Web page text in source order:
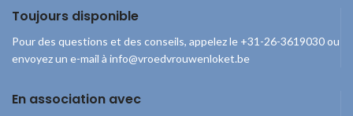
2 Difrax LOVI Dynamique sucettes
1 Boîte de rangement
Toujours disponible
Pour des questions et des conseils, appelez le +31-26-3619030 ou
envoyez un e-mail à info@vroedvrouwenloket.be
En association avec